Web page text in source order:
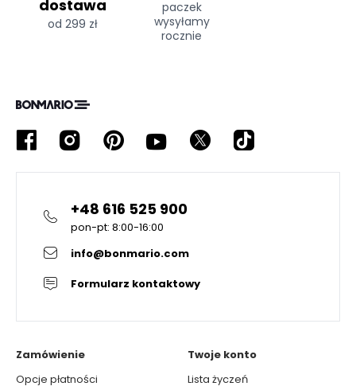
dostawa
od 299 zł
paczek
wysyłamy
rocznie
+48 616 525 900
pon-pt: 8:00-16:00
info@bonmario.com
Formularz kontaktowy
Zamówienie
Opcje płatności
Twoje konto
Lista życzeń